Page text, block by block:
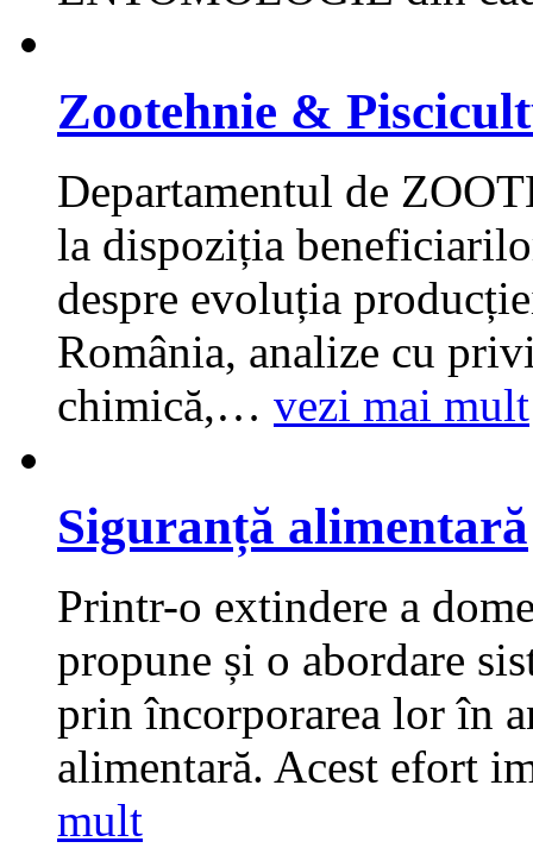
Zootehnie &
Departamentul de
la dispoziția
despre evoluția
România, analize cu
chimică,… vezi mai mult
Siguranță alimentară
Printr-o extindere a
propune și o abordare
prin încorporarea lor în
alimentară. Acest efort
mult